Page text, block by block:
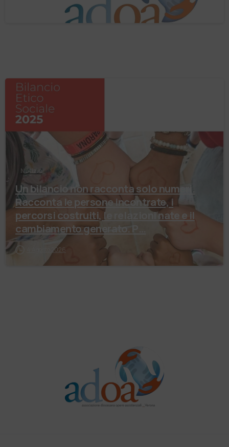
Notizie
Un bilancio non racconta solo numeri.
Racconta le persone incontrate, i
percorsi costruiti, le relazioni nate e il
4 Agosto 2026